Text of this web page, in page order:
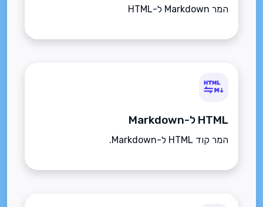
המר Markdown ל-HTML
HTML ל-Markdown
המר קוד HTML ל-Markdown.